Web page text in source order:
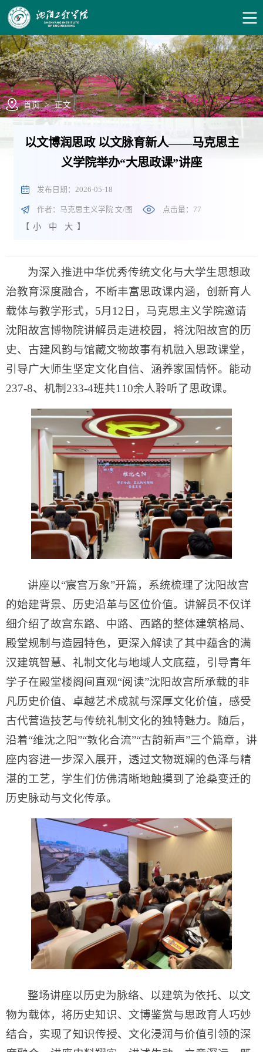
首页 > 正文
以文博润思政 以文脉育新人——马克思主
义学院举办“大思政课”讲座
发布日期：2026-05-18
作者：马克思主义学院 文/图 点击量： 77
【 小 中 大 】
为深入推进中华优秀传统文化与大学生思想政
治教育深度融合，不断丰富思政课内涵，创新育人
载体与教学形式，5月12日，马克思主义学院邀请
沈阳故宫博物院讲解员走进校园，将沈阳故宫的历
史、古建风韵与馆藏文物故事有机融入思政课堂，
引导广大师生坚定文化自信、涵养家国情怀。能动
237-8、机制233-4班共110余人聆听了思政课。
讲座以“宸宫万象”开篇，系统梳理了沈阳故宫
的始建背景、历史沿革与区位价值。讲解员不仅详
细介绍了故宫东路、中路、西路的整体建筑格局、
殿堂规制与造园特色，更深入解读了其中蕴含的满
汉建筑智慧、礼制文化与地域人文底蕴，引导青年
学子在殿堂楼阁间直观“阅读”沈阳故宫所承载的非
凡历史价值、卓越艺术成就与深厚文化价值，感受
古代营造技艺与传统礼制文化的独特魅力。随后，
沿着“维沈之阳”“敦化合流”“古韵新声”三个篇章，讲
座内容进一步深入展开，透过文物斑斓的色泽与精
湛的工艺，学生们仿佛清晰地触摸到了沧桑变迁的
历史脉动与文化传承。
整场讲座以历史为脉络、以建筑为依托、以文
物为载体，将历史知识、文博鉴赏与思政育人巧妙
结合，实现了知识传授、文化浸润与价值引领的深